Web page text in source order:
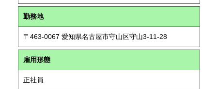
勤務地
〒463-0067 愛知県名古屋市守山区守山3-11-28
雇用形態
正社員